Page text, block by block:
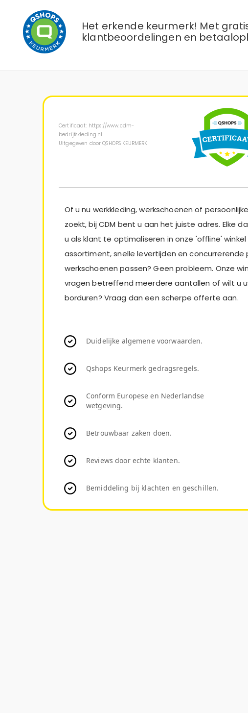
Het erkende keurmerk! Met
klantbeoordelingen en
Certificaat: https://www.cdm-
bedrijfskleding.nl
Uitgegeven door QSHOPS KEURMERK
Of u nu werkkleding, werkschoenen of
zoekt, bij CDM bent u aan het juiste adres. Elke
u als klant te optimaliseren in onze 'offline'
assortiment, snelle levertijden en concurrerende
werkschoenen passen? Geen probleem. Onze
vragen betreffend meerdere aantallen of wilt u
borduren? Vraag dan een scherpe offerte aan.
Duidelijke algemene voorwaarden.
Qshops Keurmerk gedragsregels.
Conform Europese en Nederlandse
wetgeving.
Betrouwbaar zaken doen.
Reviews door echte klanten.
Bemiddeling bij klachten en geschillen.